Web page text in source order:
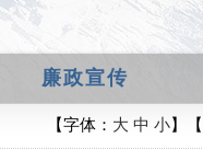
廉政宣传
【字体： 大 中 小】【